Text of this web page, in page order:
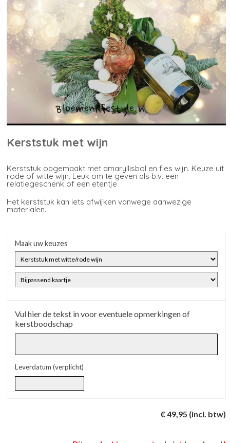
Kerststuk met wijn
Kerststuk opgemaakt met amaryllisbol en fles wijn. Keuze uit
rode of witte wijn. Leuk om te geven als b.v. een
relatiegeschenk of een etentje
Het kerststuk kan iets afwijken vanwege aanwezige
materialen.
Maak uw keuzes
Vul hier de tekst in voor eventuele opmerkingen of
kerstboodschap
Leverdatum (verplicht)
€ 49,95 (incl. btw)